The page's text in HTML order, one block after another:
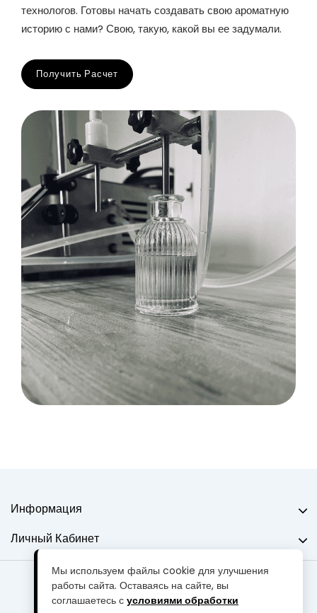
технологов. Готовы начать создавать свою ароматную
историю с нами? Свою, такую, какой вы ее задумали.
Получить Расчет
Информация
Личный Кабинет
Мастерская "MARQI" © 2013-2026
Мы используем файлы cookie для улучшения
работы сайта. Оставаясь на сайте, вы
соглашаетесь с условиями обработки